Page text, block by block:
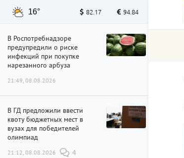
16° 82.17 94.84
В Роспотребнадзоре
предупредили о риске
инфекций при покупке
нарезанного арбуза
21:49, 08.08.2026
В ГД предложили ввести
квоту бюджетных мест в
вузах для победителей
олимпиад
21:12, 08.08.2026 4